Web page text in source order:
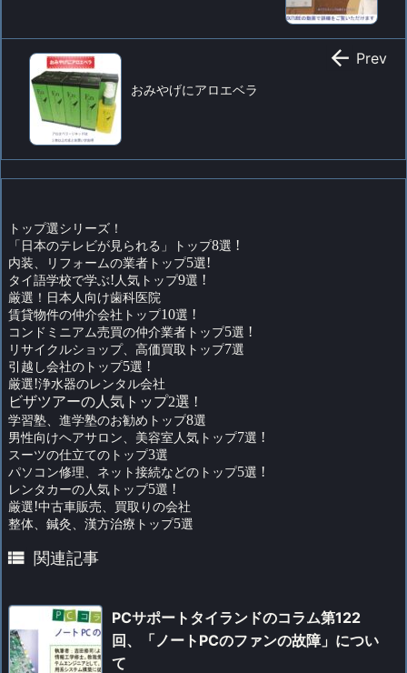
おみやげにアロエベラ
 Prev
トップ選シリーズ！
「日本のテレビが見られる」トップ8選 !
内装、リフォームの業者トップ5選!
タイ語学校で学ぶ! 人気トップ9選 !
厳選！日本人向け歯科医院
賃貸物件の仲介会社トップ10選 !
コンドミニアム売買の仲介業者トップ5選 !
リサイクルショップ、高価買取トップ7選
引越し会社のトップ5選 !
厳選!浄水器のレンタル会社
ビザツアーの人気トップ2選 !
学習塾、進学塾のお勧めトップ8選
男性向けヘアサロン、美容室人気トップ7選 !
スーツの仕立てのトップ3選
パソコン修理、ネット接続などのトップ5選 !
レンタカーの人気トップ5選 !
厳選!中古車販売、買取りの会社
整体、鍼灸、漢方治療トップ5選
 関連記事
PCサポートタイランドのコラム第122
回、「ノートPCのファンの故障」につい
て